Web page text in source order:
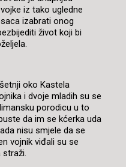
iz tako ugledne
izabrati onog
život koji bi
oko Kastela
i dvoje mladih su se
porodicu u to
da im se kćerka uda
nisu smjele da se
vojnik viđali su se
straži.